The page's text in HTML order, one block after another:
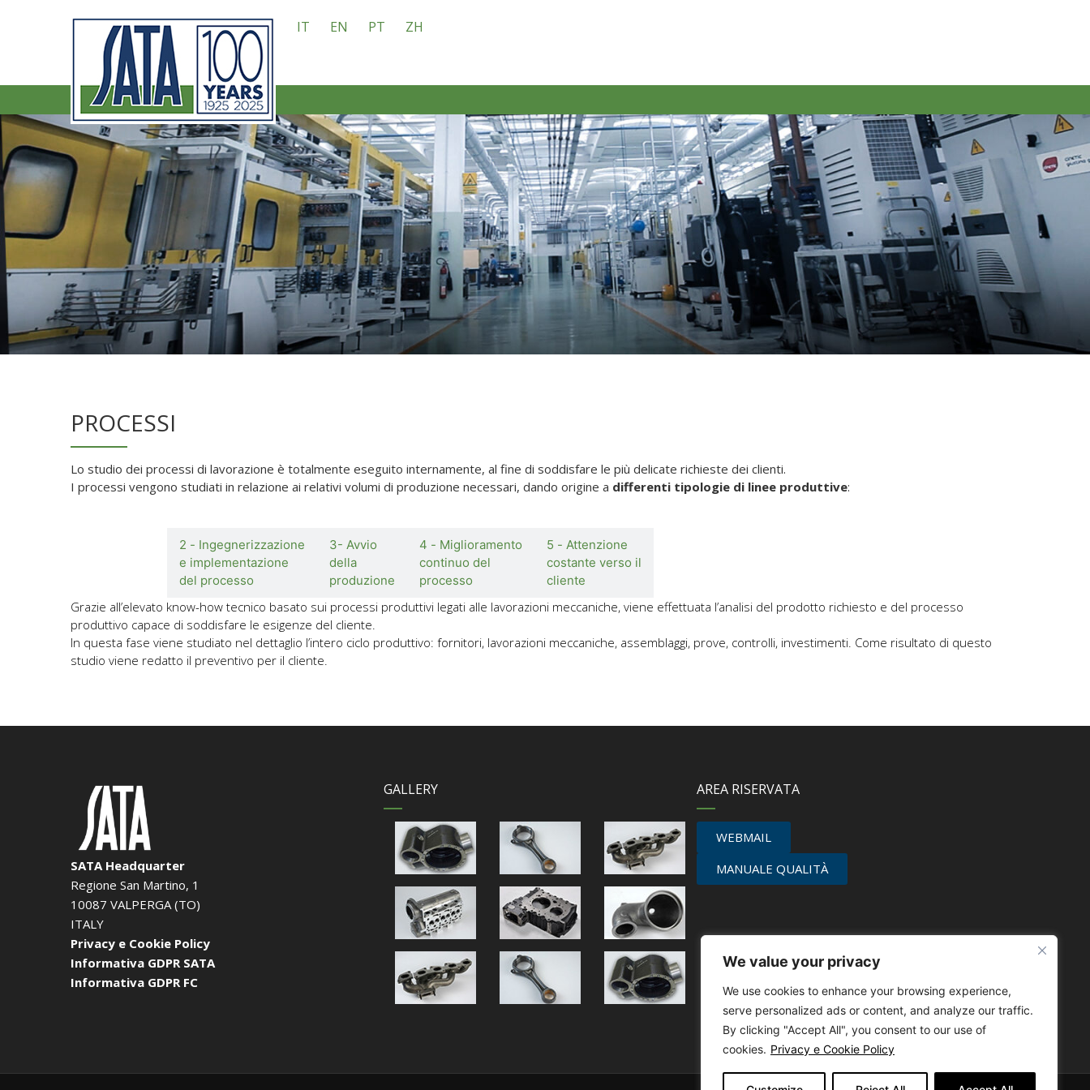
We value your privacy
We use cookies to enhance your browsing experience,
serve personalized ads or content, and analyze our traffic.
By clicking "Accept All", you consent to our use of
cookies. Privacy e Cookie Policy
IT EN PT ZH
PROCESSI
Lo studio dei processi di lavorazione è totalmente eseguito internamente, al fine di soddisfare le più delicate richieste dei clienti.
I processi vengono studiati in relazione ai relativi volumi di produzione necessari, dando origine a differenti tipologie di linee produttive:
2 - Ingegnerizzazione
e implementazione
del processo
3- Avvio
della
produzione
4 - Miglioramento
continuo del
processo
5 - Attenzione
costante verso il
cliente
Grazie all’elevato know-how tecnico basato sui processi produttivi legati alle lavorazioni meccaniche, viene effettuata l’analisi del prodotto richiesto e del processo
produttivo capace di soddisfare le esigenze del cliente.
In questa fase viene studiato nel dettaglio l’intero ciclo produttivo: fornitori, lavorazioni meccaniche, assemblaggi, prove, controlli, investimenti. Come risultato di questo
studio viene redatto il preventivo per il cliente.
SATA Headquarter
Regione San Martino, 1
10087 VALPERGA (TO)
ITALY
Privacy e Cookie Policy
Informativa GDPR SATA
Informativa GDPR FC
GALLERY AREA RISERVATA
WEBMAIL
MANUALE QUALITÀ